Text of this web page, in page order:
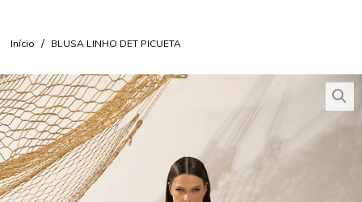
Início BLUSA LINHO DET PICUETA